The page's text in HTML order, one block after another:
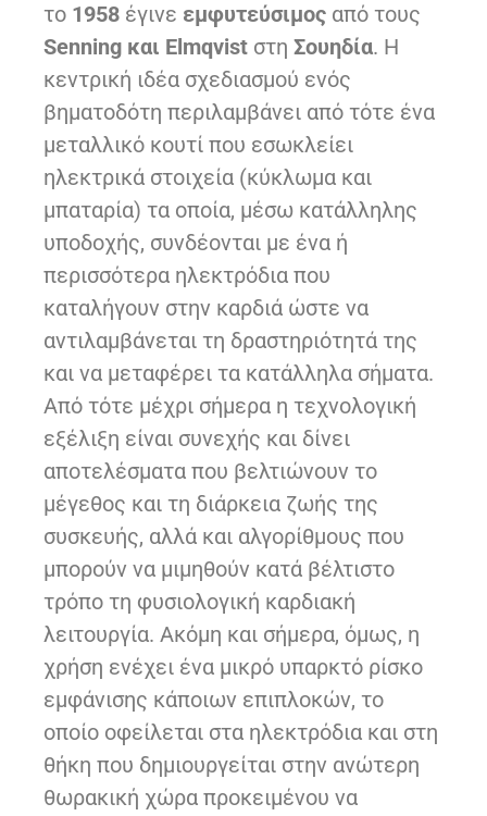
τo 1958 έγινε εμφυτεύσιμος από τους
Senning και Elmqvist στη Σουηδία. Η
κεντρική ιδέα σχεδιασμού ενός
βηματοδότη περιλαμβάνει από τότε ένα
μεταλλικό κουτί που εσωκλείει
ηλεκτρικά στοιχεία (κύκλωμα και
μπαταρία) τα οποία, μέσω κατάλληλης
υποδοχής, συνδέονται με ένα ή
περισσότερα ηλεκτρόδια που
καταλήγουν στην καρδιά ώστε να
αντιλαμβάνεται τη δραστηριότητά της
και να μεταφέρει τα κατάλληλα σήματα.
Από τότε μέχρι σήμερα η τεχνολογική
εξέλιξη είναι συνεχής και δίνει
αποτελέσματα που βελτιώνουν το
μέγεθος και τη διάρκεια ζωής της
συσκευής, αλλά και αλγορίθμους που
μπορούν να μιμηθούν κατά βέλτιστο
τρόπο τη φυσιολογική καρδιακή
λειτουργία. Ακόμη και σήμερα, όμως, η
χρήση ενέχει ένα μικρό υπαρκτό ρίσκο
εμφάνισης κάποιων επιπλοκών, το
οποίο οφείλεται στα ηλεκτρόδια και στη
θήκη που δημιουργείται στην ανώτερη
θωρακική χώρα προκειμένου να